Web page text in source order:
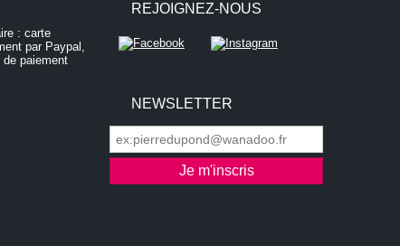
REJOIGNEZ-NOUS
NEWSLETTER